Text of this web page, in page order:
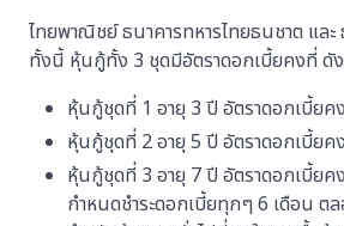
ไทยพาณิชย์ ธนาคารทหารไทยธนชาต และ
ทั้งนี้ หุ้นกู้ทั้ง 3 ชุดมีอัตราดอกเบี้ยคงที่ ดั
หุ้นกู้ชุดที่ 1 อายุ 3 ปี อัตราดอกเบี้ยค
หุ้นกู้ชุดที่ 2 อายุ 5 ปี อัตราดอกเบี้ยค
หุ้นกู้ชุดที่ 3 อายุ 7 ปี อัตราดอกเบี้ยค
กำหนดชำระดอกเบี้ยทุกๆ 6 เดือน ต